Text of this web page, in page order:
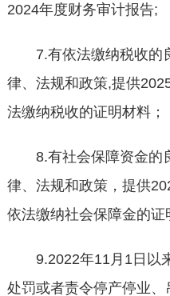
2024年度财务审计报告;
7.有依法缴纳税收的
律、法规和政策,提供
法缴纳税收的证明材料；
8.有社会保障资金的
律、法规和政策，提供
依法缴纳社会保障金的证
9.2022年11月1日以
处罚或者责令停产停业